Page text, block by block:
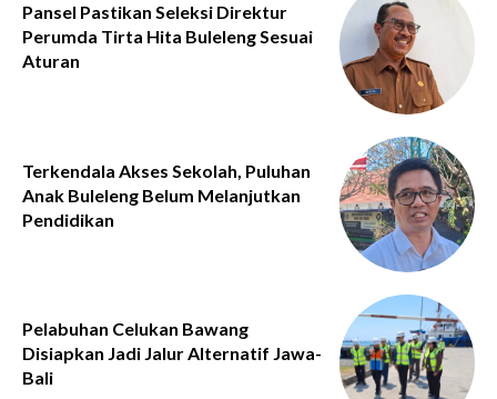
Pansel Pastikan Seleksi Direktur
Perumda Tirta Hita Buleleng Sesuai
Aturan
Terkendala Akses Sekolah, Puluhan
Anak Buleleng Belum Melanjutkan
Pendidikan
Pelabuhan Celukan Bawang
Disiapkan Jadi Jalur Alternatif Jawa-
Bali